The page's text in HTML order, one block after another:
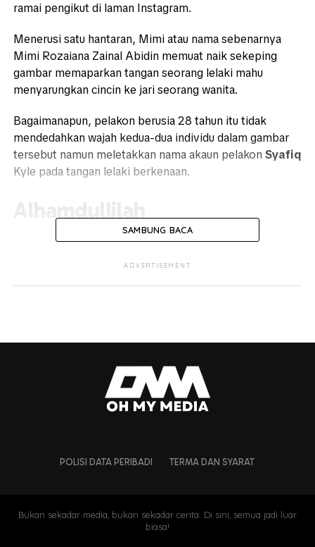
ramai pengikut di laman Instagram.
Menerusi satu hantaran, Mimi atau nama sebenarnya
Mimi Rozaiana Zainal Abidin memuat naik sekeping
gambar memaparkan tangan seorang lelaki mahu
menyarungkan cincin ke jari seorang wanita.
Bagaimanapun, pelakon berusia 28 tahun itu tidak
mendedahkan wajah kedua-dua individu dalam gambar
tersebut namun meletakkan nama akaun pelakon Syafiq
Kyle pada tangan lelaki berkenaan.
SAMBUNG BACA
ADVERTISEMENT
POLISI DATA PERIBADI TERMA DAN SYARAT
Bukan sekadar media, bukan sekadar cerita. Di sini, semua jadi luar
biasa!